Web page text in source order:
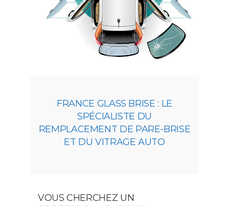
FRANCE GLASS BRISE : LE
SPÉCIALISTE DU
REMPLACEMENT DE PARE-BRISE
ET DU VITRAGE AUTO
VOUS CHERCHEZ UN